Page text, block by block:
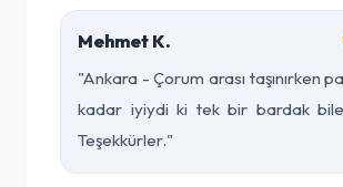
Mehmet K.
"Ankara - Çorum arası taşınırken
kadar iyiydi ki tek bir bardak bile
Teşekkürler."